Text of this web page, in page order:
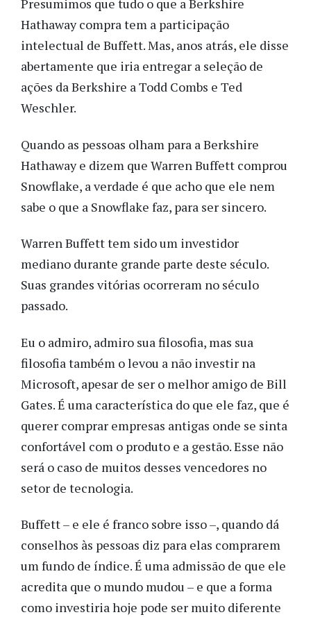
Presumimos que tudo o que a Berkshire
Hathaway compra tem a participação
intelectual de Buffett. Mas, anos atrás, ele disse
abertamente que iria entregar a seleção de
ações da Berkshire a Todd Combs e Ted
Weschler.
Quando as pessoas olham para a Berkshire
Hathaway e dizem que Warren Buffett comprou
Snowflake, a verdade é que acho que ele nem
sabe o que a Snowflake faz, para ser sincero.
Warren Buffett tem sido um investidor
mediano durante grande parte deste século.
Suas grandes vitórias ocorreram no século
passado.
Eu o admiro, admiro sua filosofia, mas sua
filosofia também o levou a não investir na
Microsoft, apesar de ser o melhor amigo de Bill
Gates. É uma característica do que ele faz, que é
querer comprar empresas antigas onde se sinta
confortável com o produto e a gestão. Esse não
será o caso de muitos desses vencedores no
setor de tecnologia.
Buffett – e ele é franco sobre isso –, quando dá
conselhos às pessoas diz para elas comprarem
um fundo de índice. É uma admissão de que ele
acredita que o mundo mudou – e que a forma
como investiria hoje pode ser muito diferente